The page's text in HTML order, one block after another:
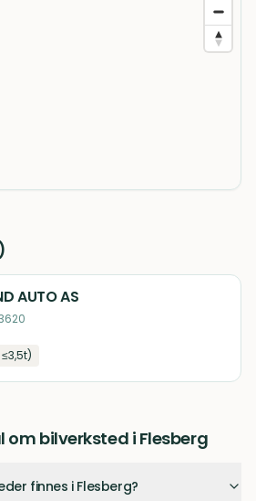
)
AUTO AS
bilverksted i Flesberg
finnes i Flesberg?